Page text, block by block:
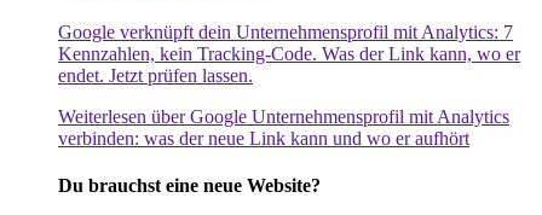
Google verknüpft dein Unternehmensprofil mit Analytics: 7
Kennzahlen, kein Tracking-Code. Was der Link kann, wo er
endet. Jetzt prüfen lassen.
Weiterlesen über Google Unternehmensprofil mit Analytics
verbinden: was der neue Link kann und wo er aufhört
Du brauchst eine neue Website?